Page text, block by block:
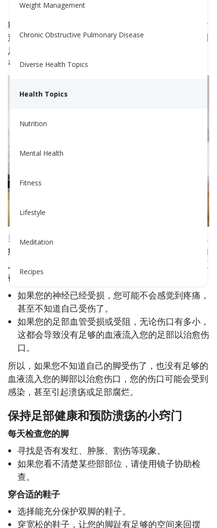
Weight Management
Chronic Obstructive Pulmonary Disease
Diverse Health Topics
Health Topics
Nutrition
Mental Health
Fitness
Lifestyle
Meditation
Recipes
December 1, 2022
糖尿病不仅仅涉及血糖管理。如果血糖经常过高或者
过低，还可能会导致神经和血管损伤，甚至会影响到
足部健康！超过 60% 的足部和腿部截肢是由糖尿病
引起的，这几率甚至比事故更多。
当您的脚上有小伤口、戳伤或水泡时，对于没有糖尿
病的人，它们通常会自动痊愈，但对于患有糖尿病的
人，这可能会导致神经以及血管的损伤、感染、甚至
截肢。
如果您的神经已经受损，您可能不会感觉到疼痛，
甚至不知道自己受伤了。
如果您的足部血管受损或受阻，无论伤口有多小，
这都会导致没有足够的血液流入您的足部以治愈伤
口。
所以，如果您不知道自己的脚受伤了，也没有足够的
血液流入您的脚部以治愈伤口，您的伤口可能会受到
感染，甚至引起溃疡或足部腐烂。
保持足部健康和预防溃疡的小窍门
每天检查您的脚
寻找是否有发红、肿胀、割伤等现象。
如果您看不清楚某些部部位，请使用镜子协助检
查。
穿合适的鞋子
选择能充分保护双脚的鞋子。
穿宽松的鞋子，让您的脚趾有足够的空间来回摆